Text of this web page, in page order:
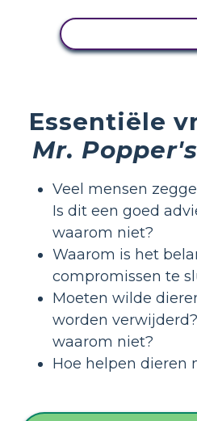
Essentiële
Mr.
Veel mensen
Is dit een goed
waarom niet?
Waarom is het
compromissen te
Moeten wilde
worden
waarom niet?
Hoe helpen dieren